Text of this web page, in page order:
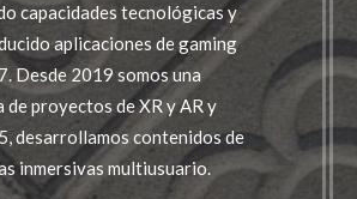
capacidades tecnológicas y
aplicaciones de gaming
Desde 2019 somos una
proyectos de XR y AR y
desarrollamos contenidos de
inmersivas multiusuario.